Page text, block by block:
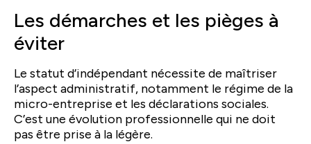
Les démarches et les pièges à
éviter
Le statut d’indépendant nécessite de maîtriser
l’aspect administratif, notamment le régime de la
micro-entreprise et les déclarations sociales.
C’est une évolution professionnelle qui ne doit
pas être prise à la légère.